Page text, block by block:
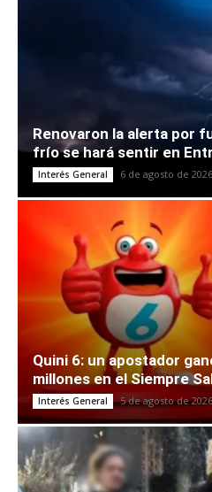
Renovaron la alerta por
frío se hará sentir en
Interés General 6 de agosto de 2026
Quini 6: un apostador
millones en el Siempre
Interés General 5 de agosto de 2026